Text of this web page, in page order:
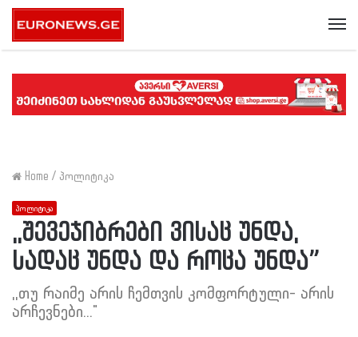
Home / პოლიტიკა
პოლიტიკა
,,შევეჯიბრები ვისაც უნდა,
სადაც უნდა და როცა უნდა”
,,თუ რაიმე არის ჩემთვის კომფორტული- არის
არჩევნები..."